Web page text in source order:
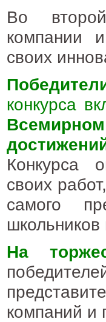
Во
компании
своих
конкурса
Конкурса
своих
самого
На
компаний и